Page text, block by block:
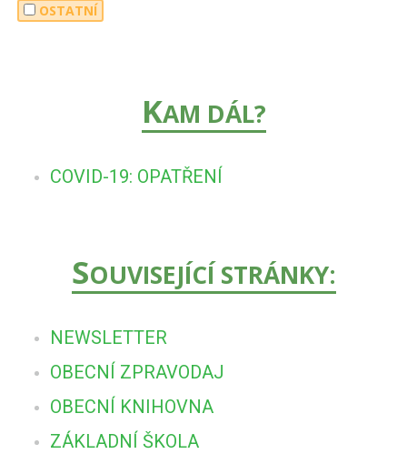
OSTATNÍ
KAM DÁL?
COVID-19: OPATŘENÍ
SOUVISEJÍCÍ STRÁNKY:
NEWSLETTER
OBECNÍ ZPRAVODAJ
OBECNÍ KNIHOVNA
ZÁKLADNÍ ŠKOLA